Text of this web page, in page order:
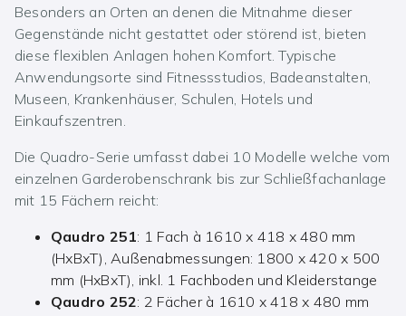
Besonders an Orten an denen die Mitnahme dieser
Gegenstände nicht gestattet oder störend ist, bieten
diese flexiblen Anlagen hohen Komfort. Typische
Anwendungsorte sind Fitnessstudios, Badeanstalten,
Museen, Krankenhäuser, Schulen, Hotels und
Einkaufszentren.
Die Quadro-Serie umfasst dabei 10 Modelle welche vom
einzelnen Garderobenschrank bis zur Schließfachanlage
mit 15 Fächern reicht:
Qaudro 251: 1 Fach à 1610 x 418 x 480 mm
(HxBxT), Außenabmessungen: 1800 x 420 x 500
mm (HxBxT), inkl. 1 Fachboden und Kleiderstange
Qaudro 252: 2 Fächer à 1610 x 418 x 480 mm